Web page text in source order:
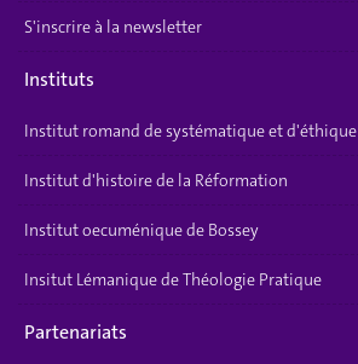
S'inscrire à la newsletter
Instituts
Institut romand de systématique et d'éthique
Institut d'histoire de la Réformation
Institut oecuménique de Bossey
Insitut Lémanique de Théologie Pratique
Partenariats